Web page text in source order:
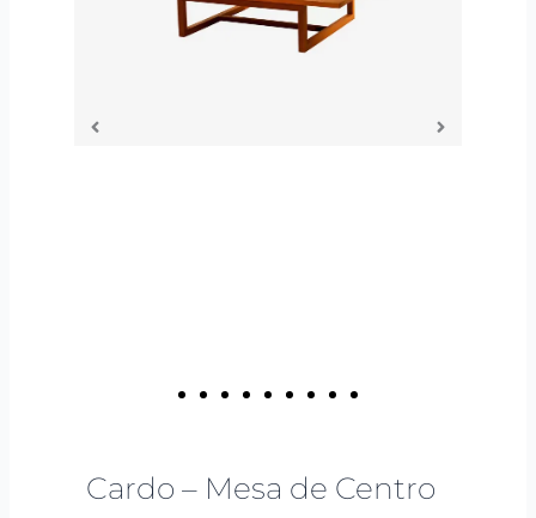
Cardo – Mesa de Centro